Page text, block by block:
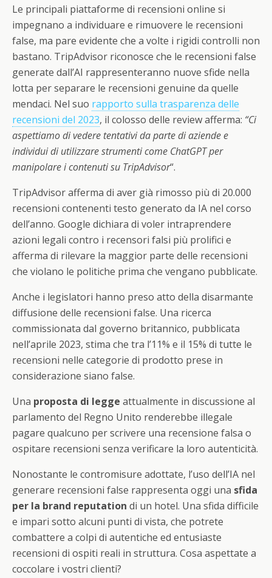
Le principali piattaforme di recensioni online si
impegnano a individuare e rimuovere le recensioni
false, ma pare evidente che a volte i rigidi controlli non
bastano. TripAdvisor riconosce che le recensioni false
generate dall’AI rappresenteranno nuove sfide nella
lotta per separare le recensioni genuine da quelle
mendaci. Nel suo rapporto sulla trasparenza delle
recensioni del 2023, il colosso delle review afferma: “Ci
aspettiamo di vedere tentativi da parte di aziende e
individui di utilizzare strumenti come ChatGPT per
manipolare i contenuti su TripAdvisor“.
TripAdvisor afferma di aver già rimosso più di 20.000
recensioni contenenti testo generato da IA nel corso
dell’anno. Google dichiara di voler intraprendere
azioni legali contro i recensori falsi più prolifici e
afferma di rilevare la maggior parte delle recensioni
che violano le politiche prima che vengano pubblicate.
Anche i legislatori hanno preso atto della disarmante
diffusione delle recensioni false. Una ricerca
commissionata dal governo britannico, pubblicata
nell’aprile 2023, stima che tra l’11% e il 15% di tutte le
recensioni nelle categorie di prodotto prese in
considerazione siano false.
Una proposta di legge attualmente in discussione al
parlamento del Regno Unito renderebbe illegale
pagare qualcuno per scrivere una recensione falsa o
ospitare recensioni senza verificare la loro autenticità.
Nonostante le contromisure adottate, l’uso dell’IA nel
generare recensioni false rappresenta oggi una sfida
per la brand reputation di un hotel. Una sfida difficile
e impari sotto alcuni punti di vista, che potrete
combattere a colpi di autentiche ed entusiaste
recensioni di ospiti reali in struttura. Cosa aspettate a
coccolare i vostri clienti?